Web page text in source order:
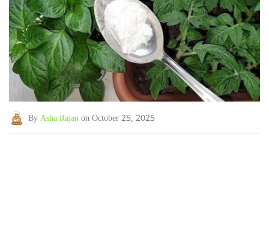
By Asha Rajan on October 25, 2025